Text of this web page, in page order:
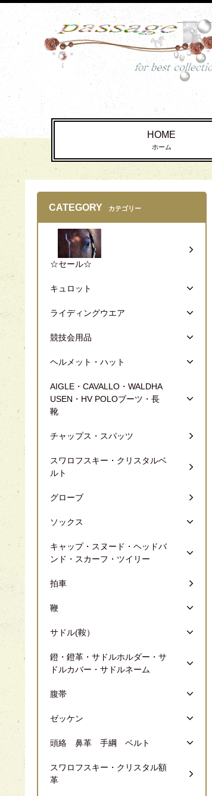
HOME
ホーム
CATEGORY カテゴリー
☆セール☆
キュロット
ライディングウエア
競技会用品
ヘルメット・ハット
AIGLE・CAVALLO・WALDHA
USEN・HV POLOブーツ・長
靴
チャップス・スパッツ
スワロフスキー・クリスタルベ
ルト
グローブ
ソックス
キャップ・スヌード・ヘッドバ
ンド・スカーフ・ツイリー
拍車
鞭
サドル(鞍）
鐙・鐙革・サドルホルダー・サ
ドルカバー・サドルネーム
腹帯
ゼッケン
頭絡 鼻革 手綱 ベルト
スワロフスキー・クリスタル額
革